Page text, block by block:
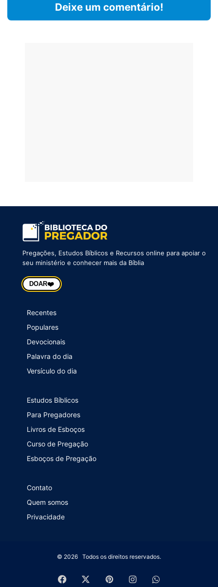
Deixe um comentário!
Pregações, Estudos Bíblicos e Recursos online para apoiar o
seu ministério e conhecer mais da Bíblia
DOAR❤️
Recentes
Populares
Devocionais
Palavra do dia
Versículo do dia
Estudos Bíblicos
Para Pregadores
Livros de Esboços
Curso de Pregação
Esboços de Pregação
Contato
Quem somos
Privacidade
© 2026 Todos os direitos reservados.
Facebook PinterestInstagramWhatsApp